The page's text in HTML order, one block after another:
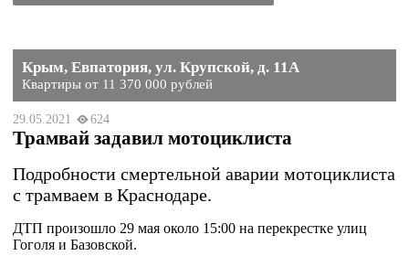
Крым, Евпатория, ул. Крупской, д. 11А
Квартиры от 11 370 000 рублей
29.05.2021 624
Трамвай задавил мотоциклиста
Подробности смертельной аварии мотоциклиста
с трамваем в Краснодаре.
ДТП произошло 29 мая около 15:00 на перекрестке улиц
Гоголя и Базовской.